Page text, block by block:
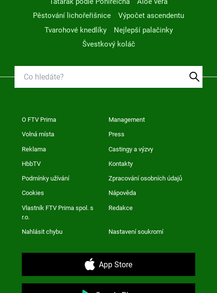
Pěstování lichořeřišnice
Výpočet ascendentu
Tvarohové knedlíky
Nejlepší palačinky
Švestkový koláč
O FTV Prima Management
Volná místa Press
Reklama Castingy a výzvy
HbbTV Kontakty
Podmínky užívání Zpracování osobních údajů
Cookies Nápověda
Vlastník FTV Prima spol. s
r.o.
Redakce
Nahlásit chybu Nastavení soukromí
App Store